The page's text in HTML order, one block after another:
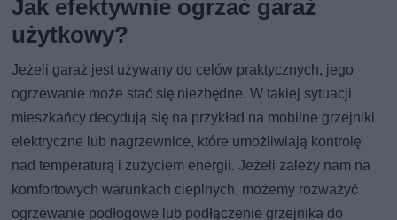
Jak efektywnie ogrzać garaż
użytkowy?
Jeżeli garaż jest używany do celów praktycznych, jego
ogrzewanie może stać się niezbędne. W takiej sytuacji
mieszkańcy decydują się na przykład na mobilne grzejniki
elektryczne lub nagrzewnice, które umożliwiają kontrolę
nad temperaturą i zużyciem energii. Jeżeli zależy nam na
komfortowych warunkach cieplnych, możemy rozważyć
ogrzewanie podłogowe lub podłączenie grzejnika do